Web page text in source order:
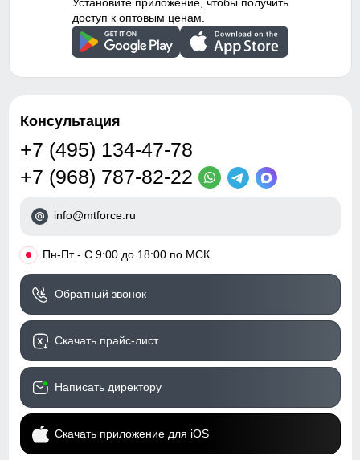
доступ к оптовым ценам.
Консультация
+7 (495) 134-47-78
+7 (968) 787-82-22
info@mtforce.ru
• Пн-Пт - С 9:00 до 18:00 по МСК
Обратный звонок
Скачать прайс-лист
Написать директору
Скачать приложение для iOS